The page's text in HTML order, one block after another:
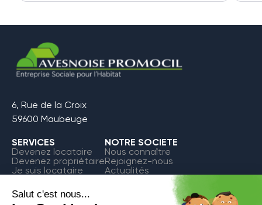
6, Rue de la Croix
59600 Maubeuge
SERVICES
Devenez locataire
Devenez propriétaire
Je suis locataire
NOTRE SOCIETE
Nous connaître
Rejoignez-nous
Actualités